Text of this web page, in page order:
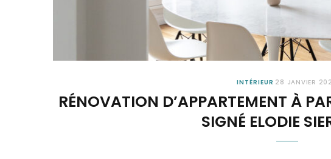
INTÉRIEUR 28 JANVIER
RÉNOVATION D’APPARTEMENT À
SIGNÉ ELODIE